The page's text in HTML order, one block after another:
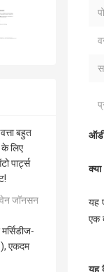
बहुत
लिए
पार्ट्स
जॉनसन
एकदम
यह
एक
यह